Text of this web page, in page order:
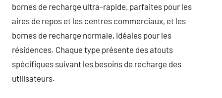
bornes de recharge ultra-rapide, parfaites pour les
aires de repos et les centres commerciaux, et les
bornes de recharge normale, idéales pour les
résidences. Chaque type présente des atouts
spécifiques suivant les besoins de recharge des
utilisateurs.